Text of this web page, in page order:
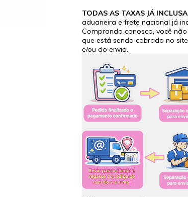
TODAS AS TAXAS JÁ
aduaneira e frete nacional já
Comprando conosco, você
que está sendo cobrado no
e/ou do envio.